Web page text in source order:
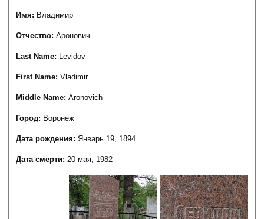
Имя: Владимир
Отчество:Аронович
Last Name: Levidov
First Name:Vladimir
Middle Name:Aronovich
Город: Воронеж
Дата рождения:Январь 19, 1894
Дата смерти:20 мая, 1982